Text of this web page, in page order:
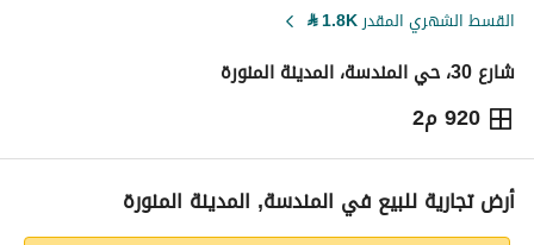
القسط الشهري المقدر1.8K
⃁
شارع 30، حي المندسة، المدينة المنورة
920 م2
⃁
276,000
التفاصيل معلومات ترخيص الإعلان حاسبة التمويلأرض تجارية للبيع في المندسة, المدينة المنورة